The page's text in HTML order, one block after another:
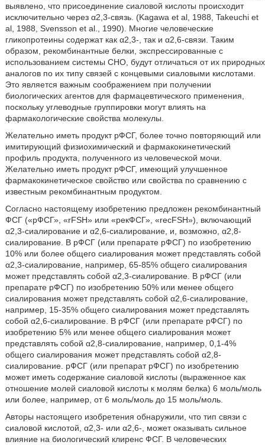
выявлено, что присоединение сиаловой кислоты происходит
исключительно через α2,3-связь. (Kagawa et al, 1988, Takeuchi et
al, 1988, Svensson et al., 1990). Многие человеческие
гликопротеины содержат как α2,3-, так и α2,6-связи. Таким
образом, рекомбинантные белки, экспрессированные с
использованием системы СНО, будут отличаться от их природных
аналогов по их типу связей с концевыми сиаловыми кислотами.
Это является важным соображением при получении
биологических агентов для фармацевтического применения,
поскольку углеводные группировки могут влиять на
фармакологические свойства молекулы.
Желательно иметь продукт рФСГ, более точно повторяющий или
имитирующий физиохимический и фармакокинетический
профиль продукта, полученного из человеческой мочи.
Желательно иметь продукт рФСГ, имеющий улучшенное
фармакокинетическое свойство или свойства по сравнению с
известным рекомбинантным продуктом.
Согласно настоящему изобретению предложен рекомбинантный
ФСГ («рФСГ», «rFSH» или «рекФСГ», «recFSH»), включающий
α2,3-сиалирование и α2,6-сиалирование, и, возможно, α2,8-
сиалирование. В рФСГ (или препарате рФСГ) по изобретению
10% или более общего сиалирования может представлять собой
α2,3-сиалирование, например, 65-85% общего сиалирования
может представлять собой α2,3-сиалирование. В рФСГ (или
препарате рФСГ) по изобретению 50% или менее общего
сиалирования может представлять собой α2,6-сиалирование,
например, 15-35% общего сиалирования может представлять
собой α2,6-сиалирование. В рФСГ (или препарате рФСГ) по
изобретению 5% или менее общего сиалирования может
представлять собой α2,8-сиалирование, например, 0,1-4%
общего сиалирования может представлять собой α2,8-
сиалирование. рФСГ (или препарат рФСГ) по изобретению
может иметь содержание сиаловой кислоты (выраженное как
отношение молей сиаловой кислоты к молям белка) 6 моль/моль
или более, например, от 6 моль/моль до 15 моль/моль.
Авторы настоящего изобретения обнаружили, что тип связи с
сиаловой кислотой, α2,3- или α2,6-, может оказывать сильное
влияние на биологический клиренс ФСГ. В человеческих